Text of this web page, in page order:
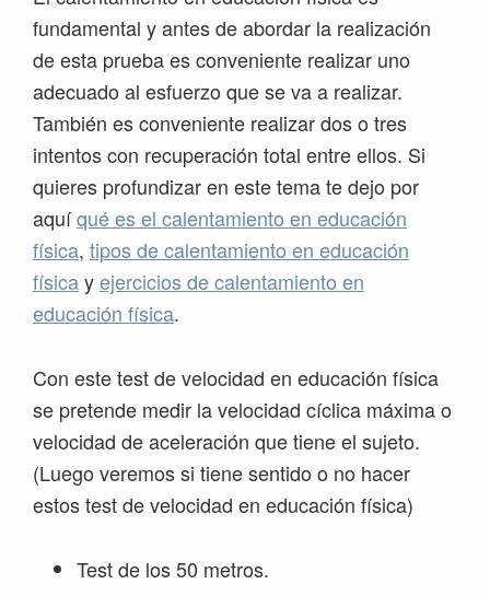
fundamental y antes de abordar la realización
de esta prueba es conveniente realizar uno
adecuado al esfuerzo que se va a realizar.
También es conveniente realizar dos o tres
intentos con recuperación total entre ellos. Si
quieres profundizar en este tema te dejo por
aquíqué es el calentamiento en educación
física, tipos de calentamiento en educación
físicayejercicios de calentamiento en
educación física.
Con este test de velocidad en educación física
se pretende medir la velocidad cíclica máxima o
velocidad de aceleración que tiene el sujeto.
(Luego veremos si tiene sentido o no hacer
estos test de velocidad en educación física)
Test de los 50 metros.